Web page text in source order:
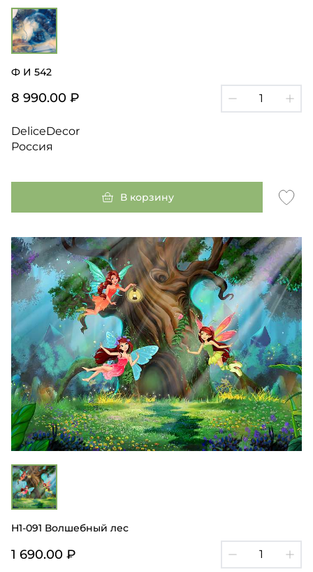
Ф И 542
8 990.00 ₽
DeliceDecor
Россия
В корзину
Н1-091 Волшебный лес
1 690.00 ₽